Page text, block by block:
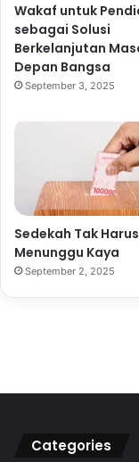
Wakaf untuk
sebagai Solusi
Berkelanjutan
Depan Bangsa
September 3, 2025
Sedekah Tak Harus
Menunggu Kaya
September 2, 2025
Categories